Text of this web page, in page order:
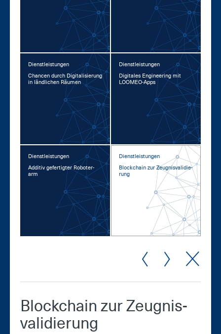
Dienstleistungen
Chan­cen durch Di­gi­ta­li­sie­rung
in länd­li­chen Räu­men
Dienstleistungen
Di­gi­ta­les En­gi­nee­ring mit
LOO­MEO-Apps
Dienstleistungen
Ad­di­tiv ge­fer­tig­ter Ro­bo­ter­
arm
Dienstleistungen
Block­chain zur Zeug­nis­va­li­die­
rung
Block­chain zur Zeug­nis­
va­li­die­rung